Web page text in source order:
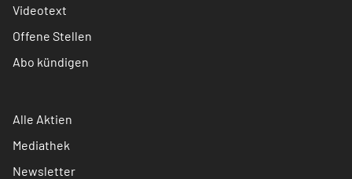
Videotext
Offene Stellen
Abo kündigen
Alle Aktien
Mediathek
Newsletter